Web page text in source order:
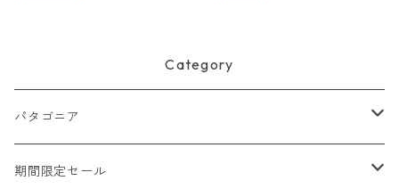
Category
パタゴニア
メンズ
期間限定セール